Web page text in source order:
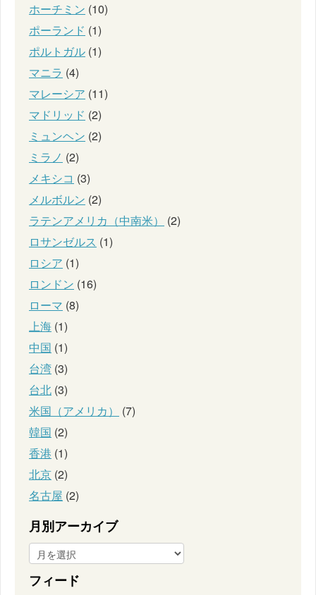
ホーチミン (10)
ポーランド (1)
ポルトガル (1)
マニラ (4)
マレーシア (11)
マドリッド (2)
ミュンヘン (2)
ミラノ (2)
メキシコ (3)
メルボルン (2)
ラテンアメリカ（中南米）
(2)
ロサンゼルス (1)
ロシア (1)
ロンドン (16)
ローマ (8)
上海 (1)
中国 (1)
台湾 (3)
台北 (3)
米国（アメリカ）
(7)
韓国 (2)
香港 (1)
北京 (2)
名古屋 (2)
月別アーカイブ
フィード